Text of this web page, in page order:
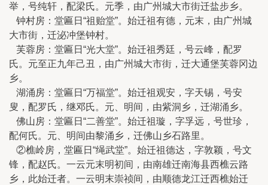
举，号纯轩，配梁氏。元季，由广州城大市街迁盐步乡。
钟村房：堂匾日“祖贻堂”。始迁祖有德，元末，由广州城
大市街，迁泌冲堡钟村。
芙蓉房：堂匾日“光大堂”。始迁祖秀廷，号云峰，配罗
氏。元至正九年己丑，由广州城大市街，迁大通堡芙蓉冈边
乡。
湖涌房：堂匾日“万福堂”。始迁祖观安，字天锡，号安
叟，配罗氏，继邓氏。元、明间，由紫洞乡，迁湖涌乡。
佛山房：堂匾日“二善堂”。始迁祖璇，字孚远，号世珍，
配何氏。元、明间由黎涌乡，迁佛山乡石路里。
②樵岭房，堂匾日“绳武堂”。始迁祖德达，字敦颖，号文
锋，配赵氏。一云元末明初间，由南雄迁南海县西樵云路
乡，此始迁者。一云明末崇祯间，由顺德龙江迁西樵始迁